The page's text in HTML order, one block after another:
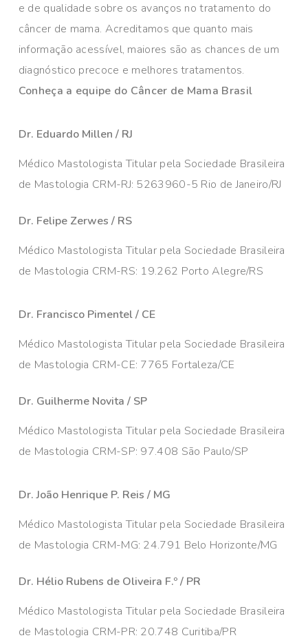
e de qualidade sobre os avanços no tratamento do
câncer de mama. Acreditamos que quanto mais
informação acessível, maiores são as chances de um
diagnóstico precoce e melhores tratamentos.
Conheça a equipe do Câncer de Mama Brasil
Dr. Eduardo Millen / RJ
Médico Mastologista Titular pela Sociedade Brasileira
de Mastologia CRM-RJ: 5263960-5 Rio de Janeiro/RJ
Dr. Felipe Zerwes / RS
Médico Mastologista Titular pela Sociedade Brasileira
de Mastologia CRM-RS: 19.262 Porto Alegre/RS
Dr. Francisco Pimentel / CE
Médico Mastologista Titular pela Sociedade Brasileira
de Mastologia CRM-CE: 7765 Fortaleza/CE
Dr. Guilherme Novita / SP
Médico Mastologista Titular pela Sociedade Brasileira
de Mastologia CRM-SP: 97.408 São Paulo/SP
Dr. João Henrique P. Reis / MG
Médico Mastologista Titular pela Sociedade Brasileira
de Mastologia CRM-MG: 24.791 Belo Horizonte/MG
Dr. Hélio Rubens de Oliveira F.º / PR
Médico Mastologista Titular pela Sociedade Brasileira
de Mastologia CRM-PR: 20.748 Curitiba/PR